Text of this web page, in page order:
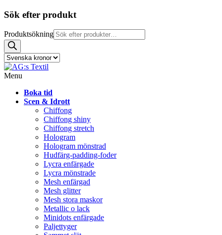
Sök efter produkt
Produktsökning
Menu
Boka tid
Scen & Idrott
Chiffong
Chiffong shiny
Chiffong stretch
Hologram
Hologram mönstrad
Hudfärg-padding-foder
Lycra enfärgade
Lycra mönstrade
Mesh enfärgad
Mesh glitter
Mesh stora maskor
Metallic o lack
Minidots enfärgade
Paljettyger